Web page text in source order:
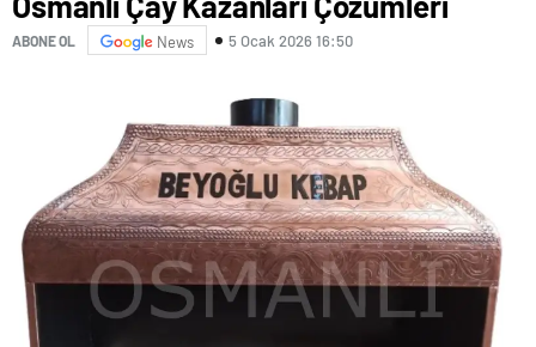
ABONE OL News 5 Ocak 2026 16:50